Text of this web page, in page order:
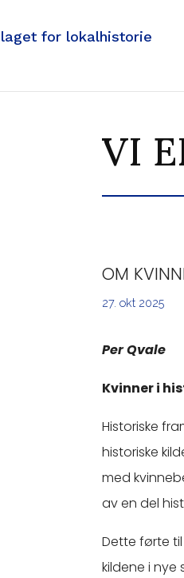
VI
OM
27. okt 2025
Per Qvale
Kvinner i
Historiske
historiske
med
av en del
Dette førte
kildene i nye